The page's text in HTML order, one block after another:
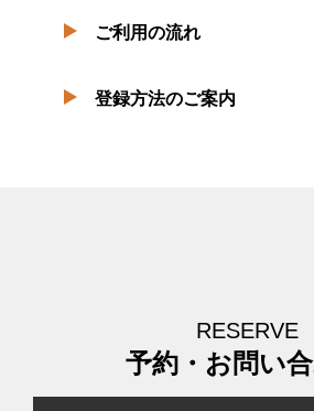
ご利用の流れ
登録方法のご案内
RESERVE
予約・お問い